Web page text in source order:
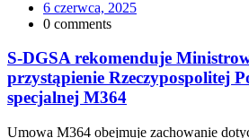
6 czerwca, 2025
0 comments
S-DGSA rekomenduje
przystąpienie Rzeczypospolitej
specjalnej M364
Umowa M364 obejmuje zachowanie